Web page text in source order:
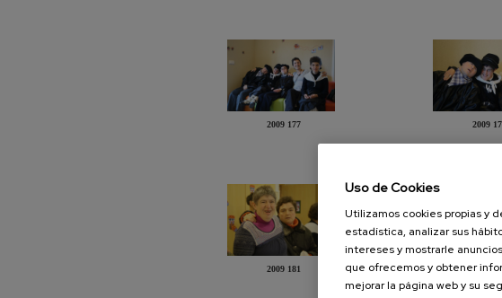
2009 177 2009
2009 181 2009
Uso de Cookies
Utilizamos cookies propias y
estadística, analizar sus
intereses y mostrarle
que ofrecemos y obtener
mejorar la página web y su